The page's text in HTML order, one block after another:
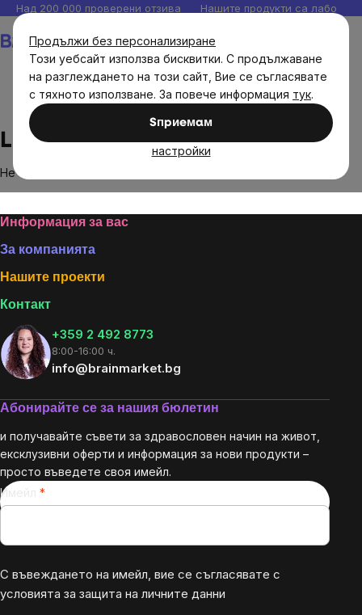
Продължи без персонализиране
Този уебсайт използва бисквитки. С продължаване
на разглеждането на този сайт, Вие се съгласявате
с тяхното използване. За повече информация тук.
Sпpиeмaм
настройки
Прескочи
към
съдържанието
Над 200 000 проверени отзива Нашите продукти са
Lurch
Не са намерени стоки на марката
Footer
Информация за вас
За компанията
Нашите проекти
Контакт
+359 2 492 8773
8:00-16:00 ч.
info@brainmarket.bg
Абонирайте се за нашия бюлетин
и получавайте съвети за здравословен начин на живот,
ексклузивни оферти и информация за нови продукти –
просто въведете своя имейл.
Имейл
С въвеждането на имейл, вие се съгласявате с
условията за защита на личните данни